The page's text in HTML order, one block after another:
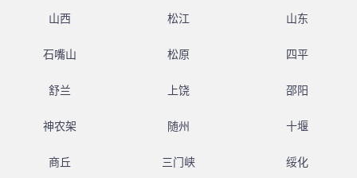
山西 松江 山东
石嘴山 松原 四平
舒兰 上饶 邵阳
神农架 随州 十堰
商丘 三门峡 绥化